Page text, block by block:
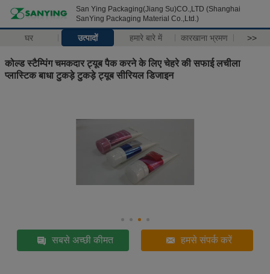
San Ying Packaging(Jiang Su)CO.,LTD (Shanghai
SanYing Packaging Material Co.,Ltd.)
घर उत्पादों हमारे बारे में कारखाना भ्रमण >>
कोल्ड स्टैम्पिंग चमकदार ट्यूब पैक करने के लिए चेहरे की सफाई लचीला
प्लास्टिक बाधा टुकड़े टुकड़े ट्यूब सीरियल डिजाइन
सबसे अच्छी कीमत हमसे संपर्क करें